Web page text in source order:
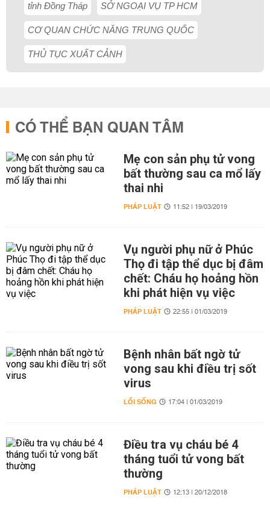
tỉnh Đồng Tháp SỞ NGOẠI VỤ TP HCM
CƠ QUAN CHỨC NĂNG TRUNG QUỐC
THỦ TỤC XUẤT CẢNH
CÓ THỂ BẠN QUAN TÂM
Mẹ con sản phụ tử vong
bất thường sau ca mổ lấy
thai nhi
PHÁP LUẬT 11:52 | 19/03/2019
Vụ người phụ nữ ở Phúc
Thọ đi tập thể dục bị đâm
chết: Cháu họ hoảng hồn
khi phát hiện vụ việc
PHÁP LUẬT 22:55 | 01/03/2019
Bệnh nhân bất ngờ tử
vong sau khi điều trị sốt
virus
LỐI SỐNG 17:04 | 01/03/2019
Điều tra vụ cháu bé 4
tháng tuổi tử vong bất
thường
PHÁP LUẬT 12:13 | 20/12/2018